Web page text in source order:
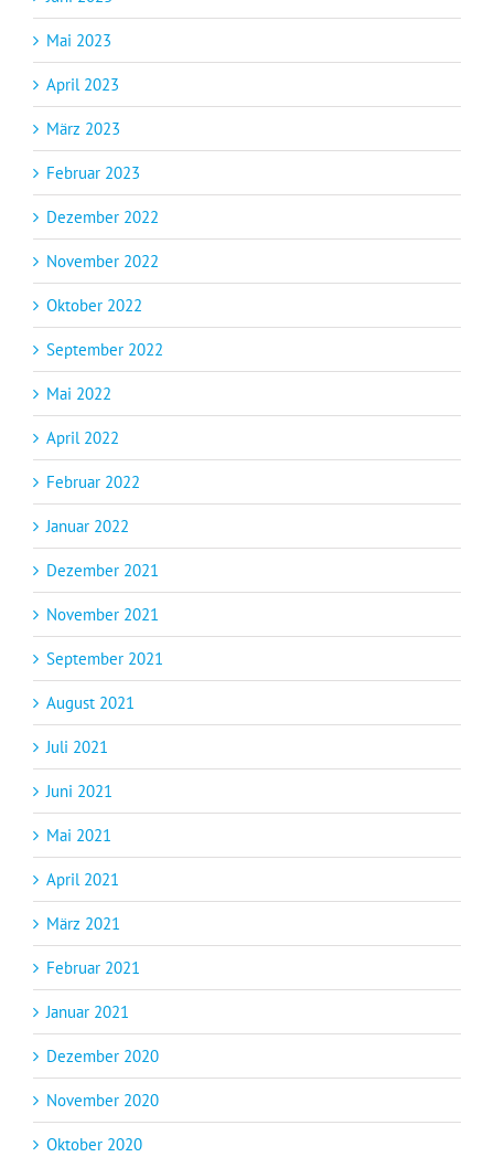
Mai 2023
April 2023
März 2023
Februar 2023
Dezember 2022
November 2022
Oktober 2022
September 2022
Mai 2022
April 2022
Februar 2022
Januar 2022
Dezember 2021
November 2021
September 2021
August 2021
Juli 2021
Juni 2021
Mai 2021
April 2021
März 2021
Februar 2021
Januar 2021
Dezember 2020
November 2020
Oktober 2020